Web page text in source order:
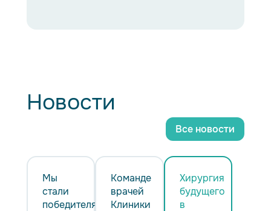
Новости
Все новости
Мы
стали
победителями
Команде
врачей
Клиники
Хирургия
будущего
в